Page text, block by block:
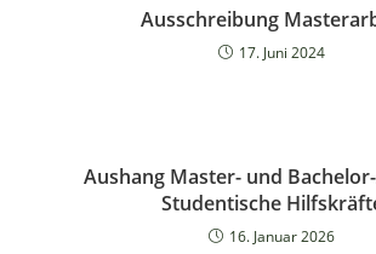
Ausschreibung
17. Juni 2024
Aushang Master- und
Studentische
16. Januar 2026